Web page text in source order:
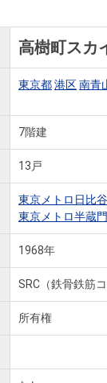
高樹町スカ
東京都港区南青
7階建
13戸
東京メトロ日比
東京メトロ半蔵
1968年
SRC（鉄骨鉄筋
所有権